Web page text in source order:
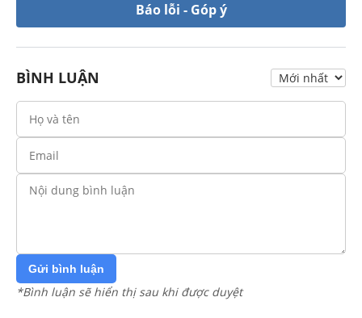
Báo lỗi - Góp ý
BÌNH LUẬN
Gửi bình luận
*Bình luận sẽ hiển thị sau khi được duyệt